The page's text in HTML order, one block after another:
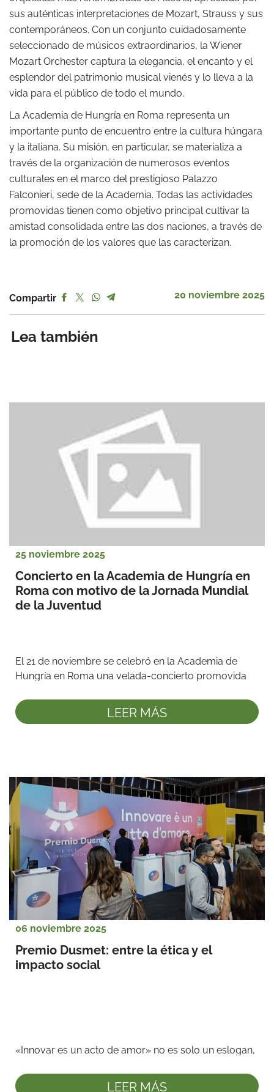
sus auténticas interpretaciones de Mozart, Strauss y sus
contemporáneos. Con un conjunto cuidadosamente
seleccionado de músicos extraordinarios, la Wiener
Mozart Orchester captura la elegancia, el encanto y el
esplendor del patrimonio musical vienés y lo lleva a la
vida para el público de todo el mundo.
La Academia de Hungría en Roma representa un
importante punto de encuentro entre la cultura húngara
y la italiana. Su misión, en particular, se materializa a
través de la organización de numerosos eventos
culturales en el marco del prestigioso Palazzo
Falconieri, sede de la Academia. Todas las actividades
promovidas tienen como objetivo principal cultivar la
amistad consolidada entre las dos naciones, a través de
la promoción de los valores que las caracterizan.
Compartir 20 noviembre 2025
Lea también
25 noviembre 2025
Concierto en la Academia de Hungría en
Roma con motivo de la Jornada Mundial
El 21 de noviembre se celebró en la Academia de
Hungría en Roma una velada-concierto promovida
LEER MÁS
06 noviembre 2025
Premio Dusmet: entre la ética y el
impacto social
«Innovar es un acto de amor» no es solo un eslogan,
LEER MÁS